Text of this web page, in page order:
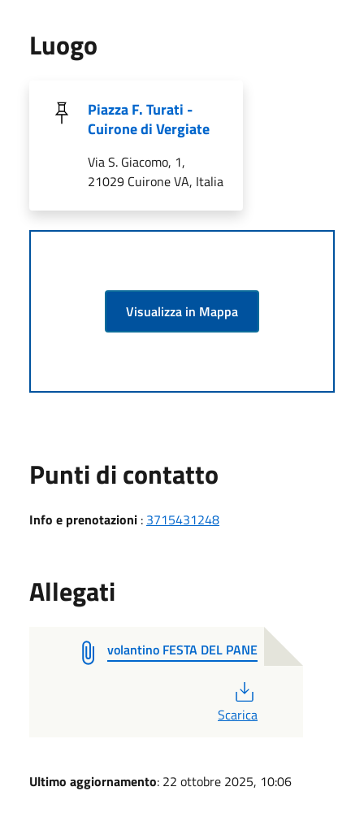
Luogo
Piazza F. Turati -
Cuirone di Vergiate
Via S. Giacomo, 1,
21029 Cuirone VA, Italia
Visualizza in Mappa
Punti di contatto
Info e prenotazioni : 3715431248
Allegati
volantino FESTA DEL PANE
Scarica
Ultimo aggiornamento: 22 ottobre 2025, 10:06